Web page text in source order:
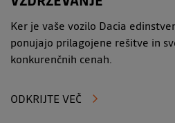
Ker je vaše vozilo Dacia
ponujajo prilagojene rešitve in
konkurenčnih cenah.
ODKRIJTE VEČ